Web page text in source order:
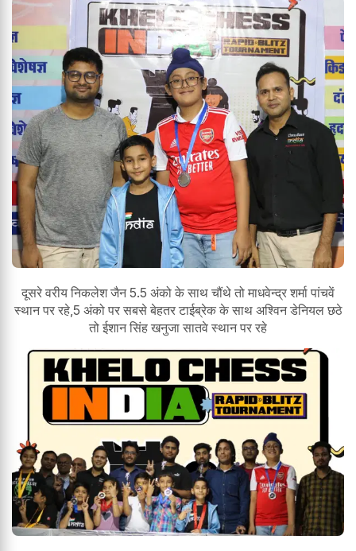
दूसरे वरीय निकलेश जैन 5.5 अंको के साथ चौंथे तो माधवेन्द्र शर्मा पांचवें
स्थान पर रहे,5 अंको पर सबसे बेहतर टाईब्रेक के साथ अश्विन डेनियल छठे
तो ईशान सिंह खनुजा सातवे स्थान पर रहे